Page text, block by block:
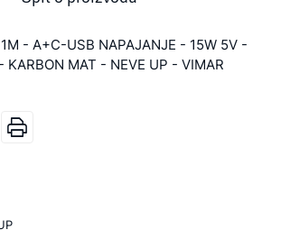
- A+C-USB NAPAJANJE - 15W 5V -
KARBON MAT - NEVE UP - VIMAR